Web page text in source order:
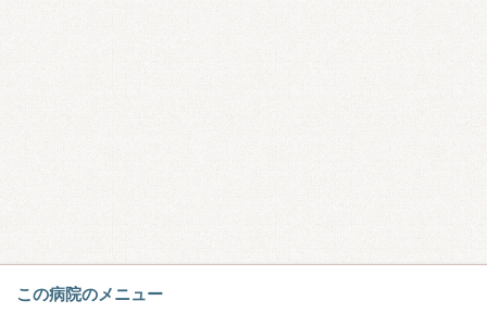
この病院のメニュー